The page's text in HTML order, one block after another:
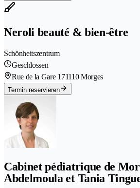
Neroli beauté & bien-être
Schönheitszentrum
Geschlossen
Rue de la Gare 171110 Morges
Termin reservieren
Cabinet pédiatrique de
Abdelmoula et Tania